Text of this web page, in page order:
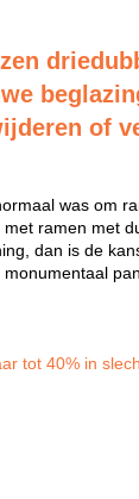
of
was om
ramen met
dan is de
tot 40% in